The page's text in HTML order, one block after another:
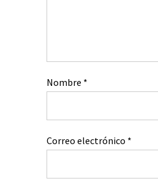
Nombre *
Correo electrónico *